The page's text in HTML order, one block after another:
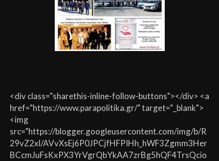
<div class="sharethis-inline-follow-buttons"></div> <a
href="https://www.parapolitika.gr/" target="_blank">
<img
src="https://blogger.googleusercontent.com/img/b/R
29vZ2xl/AVvXsEj6P0JPCjfHFPIHh_hWF3Zgmm3Her
BCcmJuFsKxPX3YrVgrQbYkAA7zrBg5hQF4TrsQcio